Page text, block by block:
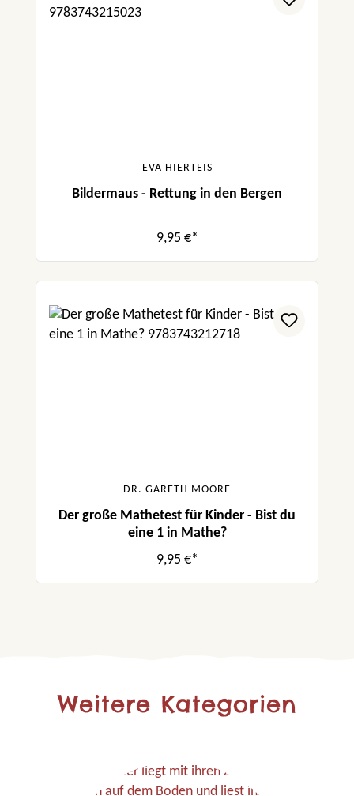
EVA HIERTEIS
Bildermaus - Rettung in den Bergen
9,95 €*
DR. GARETH MOORE
Der große Mathetest für Kinder - Bist du
eine 1 in Mathe?
9,95 €*
Weitere Kategorien